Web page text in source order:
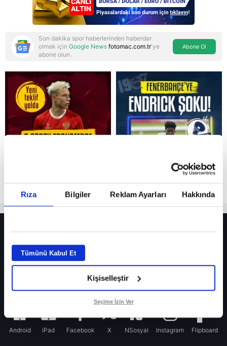
Rıza Bilgiler Reklam Ayarları Hakkında
Tümünü Kabul Et
Kişiselleştir
Seçime İzin Ver
Reddet
Son dakika spor haberlerinden haberdar
olmak için Google News fotomac.com.tr'ye
abone olun.
Abone Ol
Fenerbahçe’de sürpriz ayrılık ihtimali! Devre arasında gelmişti
Fenerbahçe’nin yeni transferi Mason Greenwood için olay sözler!
Galatasaray’da rota yeniden Thiago Almada!
Android iPad Facebook X NSosyal Instagram Flipboard